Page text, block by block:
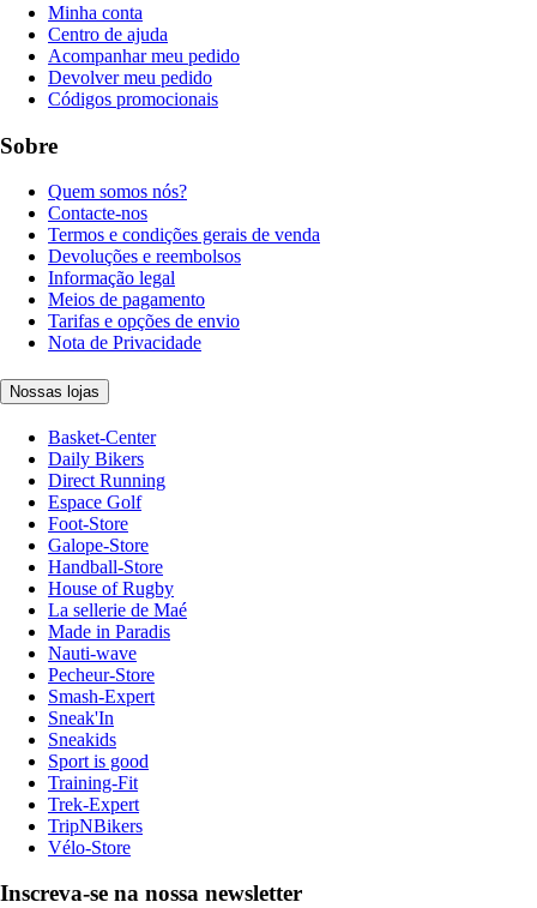
Minha conta
Centro de ajuda
Acompanhar meu pedido
Devolver meu pedido
Códigos promocionais
Sobre
Quem somos nós?
Contacte-nos
Termos e condições gerais de venda
Devoluções e reembolsos
Informação legal
Meios de pagamento
Tarifas e opções de envio
Nota de Privacidade
Nossas lojas
Basket-Center
Daily Bikers
Direct Running
Espace Golf
Foot-Store
Galope-Store
Handball-Store
House of Rugby
La sellerie de Maé
Made in Paradis
Nauti-wave
Pecheur-Store
Smash-Expert
Sneak'In
Sneakids
Sport is good
Training-Fit
Trek-Expert
TripNBikers
Vélo-Store
Inscreva-se na nossa newsletter